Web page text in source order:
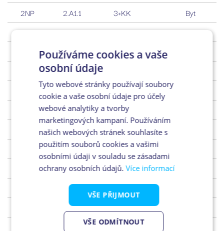
2NP
2.A1.1 3+KK
Byt
2NP
2.A1.2 1+KK
Byt
2.A1.3 2+KK
2.A1.4
2.A2.5 2+KK
2.A2.6 2+KK
2.A2.7 2+KK
2.A2.8 1+KK
2.A2.8a 1+KK
2.A3.9 3+KK
2.A3.10 1+KK
2.A3.11 1+KK
Používáme cookies a vaše
osobní údaje
Tyto webové stránky používají soubory
cookie a vaše osobní údaje pro účely
webové analytiky a tvorby
marketingových kampaní. Používáním
našich webových stránek souhlasíte s
použitím souborů cookies a vašimi
osobními údaji v souladu se zásadami
ochrany osobních údajů.Více informací
VŠE PŘIJMOUT
VŠE ODMÍTNOUT